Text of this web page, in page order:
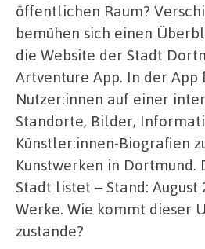
öffentlichen Raum?
bemühen sich einen
die Website der Stadt
Artventure App. In der App
Nutzer:innen auf einer
Standorte, Bilder,
Künstler:innen-Biografien
Kunstwerken in Dortmund.
Stadt listet – Stand: August
Werke. Wie kommt dieser
zustande?